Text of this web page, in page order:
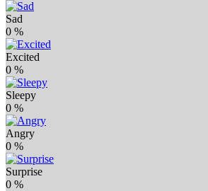
Sad
0 %
Excited
0 %
Sleepy
0 %
Angry
0 %
Surprise
0 %